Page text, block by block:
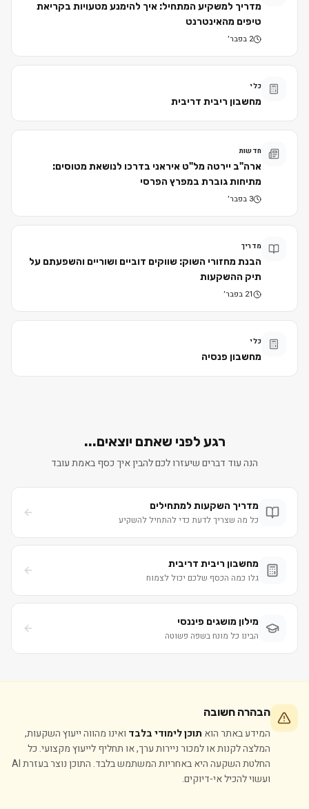
מדריך למשקיע המתחיל: איך להימנע מטעויות בקריאת
טיפים מהאינטרנט
2 בפבר׳
כלי
מחשבון ריבית דריבית
חדשות
ארה"ב יירטה מל"ט איראני בדרכו לנושאת מטוסים:
מתיחות גוברת במפרץ הפרסי
3 בפבר׳
מדריך
הבנת מחזורי השוק: שווקים דוביים ושוריים והשפעתם על
תיק ההשקעות
21 בפבר׳
כלי
מחשבון פנסיה
רגע לפני שאתם יוצאים...
הנה עוד דברים שיעזרו לכם להבין איך כסף באמת עובד
מדריך השקעות למתחילים
כל מה שצריך לדעת כדי להתחיל להשקיע
מחשבון ריבית דריבית
גלו כמה הכסף שלכם יכול לצמוח
מילון מושגים פיננסי
הבינו כל מונח בשפה פשוטה
הבהרה חשובה
המידע באתר הוא תוכן לימודי בלבד ואינו מהווה ייעוץ השקעות,
המלצה לקנות או למכור ניירות ערך, או תחליף לייעוץ מקצועי. כל
החלטת השקעה היא באחריות המשתמש בלבד. התוכן נוצר בעזרת AI
ועשוי להכיל אי-דיוקים.